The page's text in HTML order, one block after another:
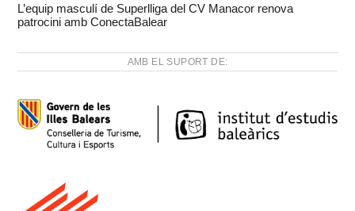
L’equip masculí de Superlliga del CV Manacor renova
patrocini amb ConectaBalear
AMB EL SUPORT DE: